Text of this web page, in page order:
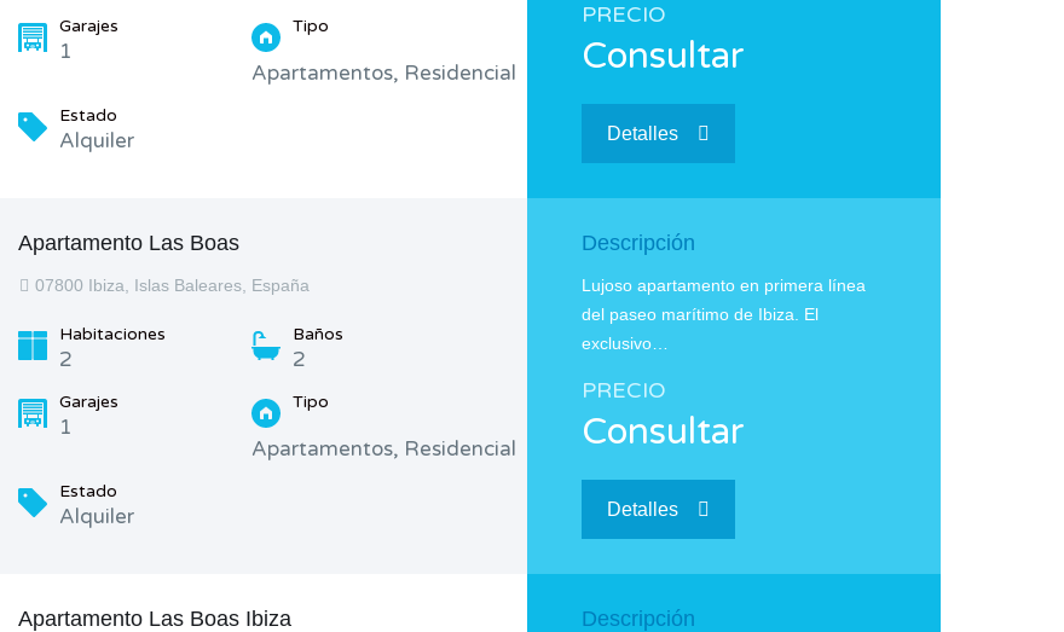
Garajes
1
Tipo
Apartamentos, Residencial
Estado
Alquiler
PRECIO
Consultar
Detalles
Apartamento Las Boas
07800 Ibiza, Islas Baleares, España
Habitaciones
2
Baños
2
Garajes
1
Tipo
Apartamentos, Residencial
Estado
Alquiler
Descripción
Lujoso apartamento en primera línea
del paseo marítimo de Ibiza. El
exclusivo…
PRECIO
Consultar
Detalles
Apartamento Las Boas Ibiza Descripción